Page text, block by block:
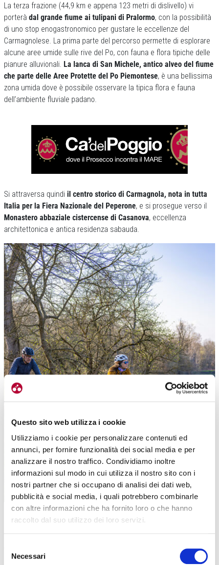
Questo sito web utilizza i cookie
Utilizziamo i cookie per personalizzare contenuti ed
annunci, per fornire funzionalità dei social media e per
analizzare il nostro traffico. Condividiamo inoltre
informazioni sul modo in cui utilizza il nostro sito con i
nostri partner che si occupano di analisi dei dati web,
pubblicità e social media, i quali potrebbero combinarle
con altre informazioni che ha fornito loro o che hanno
raccolto dal suo utilizzo dei loro servizi.
delNecessari
La terza frazione (44,9 km e appena 123 metri di dislivello) vi
porterà dal grande fiume ai tulipani di Pralormo, con la possibilità
di uno stop enogastronomico per gustare le eccellenze del
Carmagnolese. La prima parte del percorso permette di esplorare
alcune aree umide sulle rive del Po, con fauna e flora tipiche delle
pianure alluvionali. La lanca di San Michele, antico alveo del fiume
che parte delle Aree Protette del Po Piemontese, è una bellissima
zona umida dove è possibile osservare la tipica flora e fauna
dell’ambiente fluviale padano.
Si attraversa quindi il centro storico di Carmagnola, nota in tutta
Italia per la Fiera Nazionale del Peperone, e si prosegue verso il
Monastero abbaziale cistercense di Casanova, eccellenza
architettonica e antica residenza sabauda.
Seguendo l’acqua, in questo viaggio iniziato a Torino, si arriva nel centro
storico di Carmagnola (foto Edoardo Melchiori)
La seconda metà della giornata si svolge
in aperta campagna, tra
coltivazioni di mais e ortaggi, fino a raggiungere Pralormo. Qui
sorge un castello ancora intatto, dimora privata aperta al pubblico